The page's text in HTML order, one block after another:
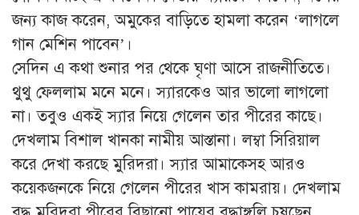
জন্য কাজ করেন, অমুকের বাড়িতে হামলা করেন ‘লাগলে
গান মেশিন পাবেন’।
সেদিন এ কথা শুনার পর থেকে ঘৃণা আসে রাজনীতিতে।
থুথু ফেললাম মনে মনে। স্যারকেও আর ভালো লাগলো
না। তবুও একই স্যার নিয়ে গেলেন তার পীরের কাছে।
দেখলাম বিশাল খানকা নামীয় আস্তানা। লম্বা সিরিয়াল
করে দেখা করছে মুরিদরা। স্যার আমাকেসহ আরও
কয়েকজনকে নিয়ে গেলেন পীরের খাস কামরায়। দেখলাম